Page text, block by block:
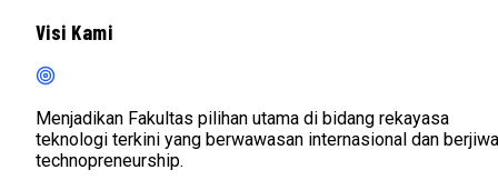
Visi Kami
Menjadikan Fakultas pilihan utama di bidang rekayasa
teknologi terkini yang berwawasan internasional dan berjiwa
technopreneurship.